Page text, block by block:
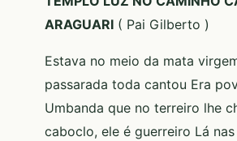
ARAGUARI ( Pai Gilberto )
Estava no meio da mata
passarada toda cantou Era
Umbanda que no terreiro lhe
caboclo, ele é guerreiro Lá